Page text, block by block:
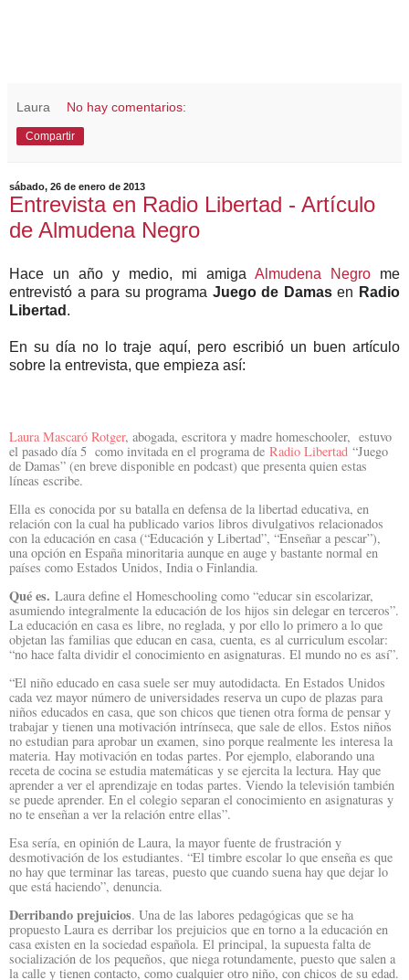
Laura No hay comentarios:
Compartir
sábado, 26 de enero de 2013
Entrevista en Radio Libertad - Artículo
de Almudena Negro
Hace un año y medio, mi amiga Almudena Negro me
entrevistó a para su programa Juego de Damasen Radio
Libertad .
En su día no lo traje aquí, pero escribió un buen artículo
sobre la entrevista, que empieza así:
Laura Mascaró Rotger, abogada, escritora y madre homeschooler, estuvo
el pasado día 5 como invitada en el programa de Radio Libertad “Juego
de Damas” (en breve disponible en podcast) que presenta quien estas
líneas escribe.
Ella es conocida por su batalla en defensa de la libertad educativa, en
relación con la cual ha publicado varios libros divulgativos relacionados
con la educación en casa (“Educación y Libertad”, “Enseñar a pescar”),
una opción en España minoritaria aunque en auge y bastante normal en
países como Estados Unidos, India o Finlandia.
Qué es. Laura define el Homeschooling como “educar sin escolarizar,
asumiendo integralmente la educación de los hijos sin delegar en terceros”.
La educación en casa es libre, no reglada, y por ello lo primero a lo que
objetan las familias que educan en casa, cuenta, es al curriculum escolar:
“no hace falta dividir el conocimiento en asignaturas. El mundo no es así”.
“El niño educado en casa suele ser muy autodidacta. En Estados Unidos
cada vez mayor número de universidades reserva un cupo de plazas para
niños educados en casa, que son chicos que tienen otra forma de pensar y
trabajar y tienen una motivación intrínseca, que sale de ellos. Estos niños
no estudian para aprobar un examen, sino porque realmente les interesa la
materia. Hay motivación en todas partes. Por ejemplo, elaborando una
receta de cocina se estudia matemáticas y se ejercita la lectura. Hay que
aprender a ver el aprendizaje en todas partes. Viendo la televisión también
se puede aprender. En el colegio separan el conocimiento en asignaturas y
no te enseñan a ver la relación entre ellas”.
Esa sería, en opinión de Laura, la mayor fuente de frustración y
desmotivación de los estudiantes. “El timbre escolar lo que enseña es que
no hay que terminar las tareas, puesto que cuando suena hay que dejar lo
que está haciendo”, denuncia.
Derribando prejuicios. Una de las labores pedagógicas que se ha
propuesto Laura es derribar los prejuicios que en torno a la educación en
casa existen en la sociedad española. El principal, la supuesta falta de
socialización de los pequeños, que niega rotundamente, puesto que salen a
la calle y tienen contacto, como cualquier otro niño, con chicos de su edad.